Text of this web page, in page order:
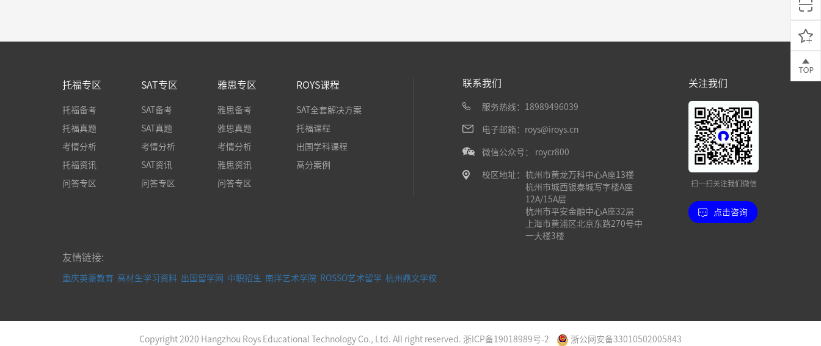
托福专区
托福备考
托福真题
考情分析
托福资讯
问答专区
SAT专区
SAT备考
SAT真题
考情分析
SAT资讯
问答专区
雅思专区
雅思备考
雅思真题
考情分析
雅思资讯
问答专区
ROYS课程
SAT全套解决方案
托福课程
出国学科课程
高分案例
联系我们
服务热线：18989496039
电子邮箱：roys@iroys.cn
微信公众号： roycr800
校区地址： 杭州市黄龙万科中心A座13楼
杭州市城西银泰城写字楼A座
12A/15A层
杭州市平安金融中心A座32层
上海市黄浦区北京东路270号中
一大楼3楼
关注我们
扫一扫关注我们微信
点击咨询
友情链接:
重庆英豪教育 高材生学习资料 出国留学网 中职招生 南洋艺术学院 ROSSO艺术留学 杭州鼎文学校
Copyright 2020 Hangzhou Roys Educational Technology Co., Ltd. All right reserved. 浙ICP备19018989号-2 浙公网安备33010502005843